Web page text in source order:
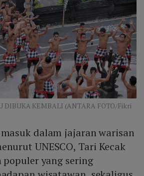
DIBUKA KEMBALI (ANTARA FOTO/Fikri
dalam jajaran warisan
UNESCO, Tari Kecak
yang sering